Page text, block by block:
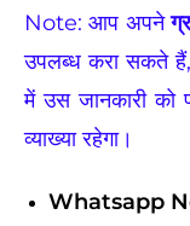
Note: आप अपने
उपलब्ध करा सकते
में उस जानकारी
व्याख्या रहेगा।
Whatsapp